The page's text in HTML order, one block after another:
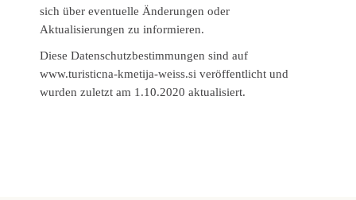
sich über eventuelle Änderungen oder
Aktualisierungen zu informieren.
Diese Datenschutzbestimmungen sind auf
www.turisticna-kmetija-weiss.si veröffentlicht und
wurden zuletzt am 1.10.2020 aktualisiert.